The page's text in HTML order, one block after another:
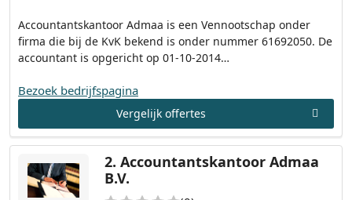
Accountantskantoor Admaa is een Vennootschap onder
firma die bij de KvK bekend is onder nummer 61692050. De
accountant is opgericht op 01-10-2014…
Bezoek bedrijfspagina
Vergelijk offertes
2. Accountantskantoor Admaa
B.V.